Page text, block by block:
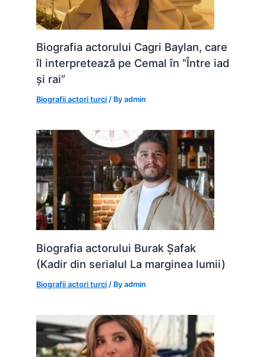
Biografia actorului Cagri Baylan, care
îl interpretează pe Cemal în “Între iad
și rai”
Biografii actori turci / Byadmin
Biografia actorului Burak Șafak
(Kadir din serialul La marginea lumii)
Biografii actori turci / Byadmin